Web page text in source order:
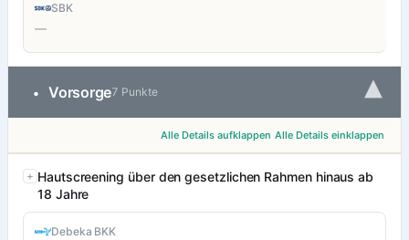
SBK
—
• Vorsorge7 Punkte ▾
Alle Details aufklappen Alle Details einklappen
Hautscreening über den gesetzlichen Rahmen hinaus ab
18 Jahre
Debeka BKK